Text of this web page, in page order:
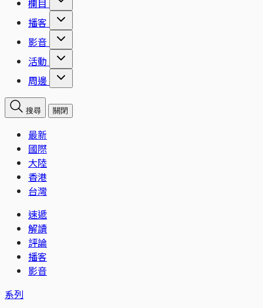
欄目
播客
影音
活動
周邊
搜尋 關閉
最新
國際
大陸
香港
台灣
速遞
解讀
評論
播客
影音
系列